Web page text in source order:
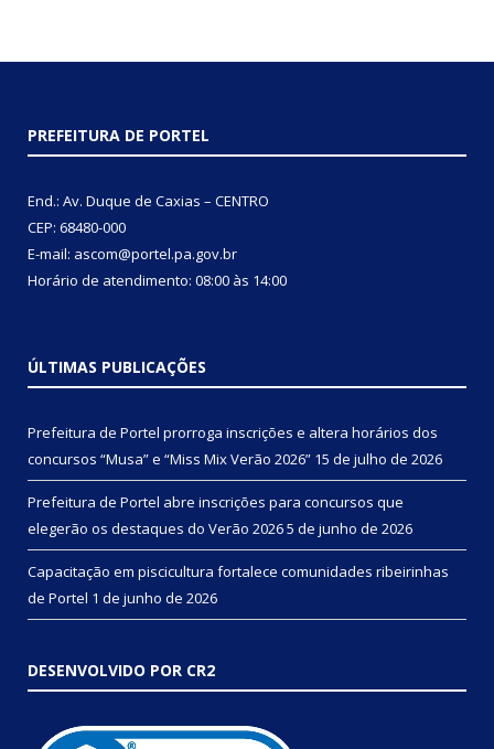
PREFEITURA DE PORTEL
End.: Av. Duque de Caxias – CENTRO
CEP: 68480-000
E-mail: ascom@portel.pa.gov.br
Horário de atendimento: 08:00 às 14:00
ÚLTIMAS PUBLICAÇÕES
Prefeitura de Portel prorroga inscrições e altera horários dos
concursos “Musa” e “Miss Mix Verão 2026” 15 de julho de 2026
Prefeitura de Portel abre inscrições para concursos que
elegerão os destaques do Verão 20265 de junho de 2026
Capacitação em piscicultura fortalece comunidades ribeirinhas
de Portel 1 de junho de 2026
DESENVOLVIDO POR CR2